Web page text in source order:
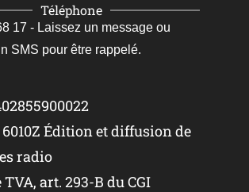
Téléphone
17 - Laissez un message ou
SMS pour être rappelé.
6010Z Édition et diffusion de
radio
art. 293-B du CGI